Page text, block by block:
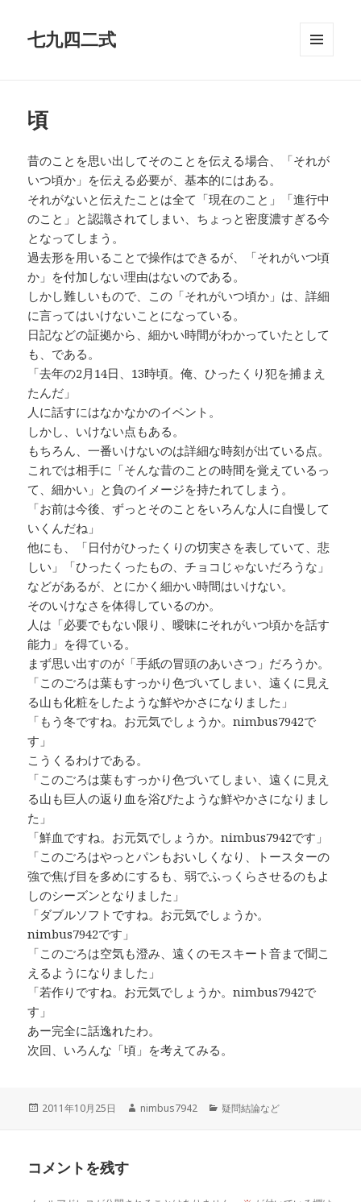
七九四二式
頃
昔のことを思い出してそのことを伝える場合、「それが
いつ頃か」を伝える必要が、基本的にはある。
それがないと伝えたことは全て「現在のこと」「進行中
のこと」と認識されてしまい、ちょっと密度濃すぎる今
となってしまう。
過去形を用いることで操作はできるが、「それがいつ頃
か」を付加しない理由はないのである。
しかし難しいもので、この「それがいつ頃か」は、詳細
に言ってはいけないことになっている。
日記などの証拠から、細かい時間がわかっていたとして
も、である。
「去年の2月14日、13時頃。俺、ひったくり犯を捕まえ
たんだ」
人に話すにはなかなかのイベント。
しかし、いけない点もある。
もちろん、一番いけないのは詳細な時刻が出ている点。
これでは相手に「そんな昔のことの時間を覚えているっ
て、細かい」と負のイメージを持たれてしまう。
「お前は今後、ずっとそのことをいろんな人に自慢して
いくんだね」
他にも、「日付がひったくりの切実さを表していて、悲
しい」「ひったくったもの、チョコじゃないだろうな」
などがあるが、とにかく細かい時間はいけない。
そのいけなさを体得しているのか。
人は「必要でもない限り、曖昧にそれがいつ頃かを話す
能力」を得ている。
まず思い出すのが「手紙の冒頭のあいさつ」だろうか。
「このごろは葉もすっかり色づいてしまい、遠くに見え
る山も化粧をしたような鮮やかさになりました」
「もう冬ですね。お元気でしょうか。nimbus7942で
す」
こうくるわけである。
「このごろは葉もすっかり色づいてしまい、遠くに見え
る山も巨人の返り血を浴びたような鮮やかさになりまし
た」
「鮮血ですね。お元気でしょうか。nimbus7942です」
「このごろはやっとパンもおいしくなり、トースターの
強で焦げ目を多めにするも、弱でふっくらさせるのもよ
しのシーズンとなりました」
「ダブルソフトですね。お元気でしょうか。
nimbus7942です」
「このごろは空気も澄み、遠くのモスキート音まで聞こ
えるようになりました」
「若作りですね。お元気でしょうか。nimbus7942で
す」
あー完全に話逸れたわ。
次回、いろんな「頃」を考えてみる。
投
2011年10月25日
作
nimbus7942
カ
疑問結論など
コメントを残す